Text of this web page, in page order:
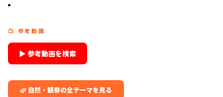
📺 参考動画
▶ 参考動画を検索
🌿 自然・観察の全テーマを見る